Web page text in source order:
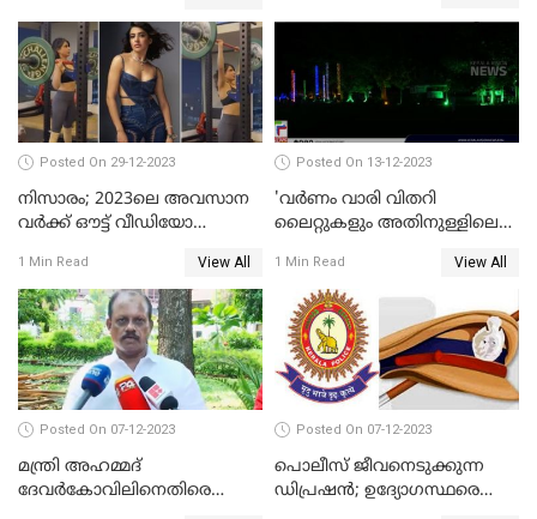
Posted On 29-12-2023
നിസാരം; 2023ലെ അവസാന
വർക്ക് ഔട്ട് വീഡിയോ
1 Min Read View All
Posted On 13-12-2023
'വര്‍ണം വാരി വിതറി
ലൈറ്റുകളും അതിനുള്ളിലെ
അണിഞ്ഞൊരുങ്ങി എസ് ബി
കോളേജ് മൈതാനം
1 Min Read View All
Posted On 07-12-2023
മന്ത്രി അഹമ്മദ്
ദേവർകോവിലിനെതിരെ
Posted On 07-12-2023
പൊലീസ് ജീവനെടുക്കുന്ന
ഡിപ്രഷൻ; ഉദ്യോഗസ്ഥരെ